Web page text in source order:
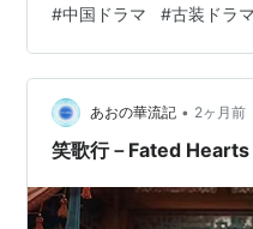
われて毒に倒れた。 助け
一の方法だと言われた場
静石と結婚したいと強情
#中国ドラマ #古装ドラマ
あおの華流記 • 2ヶ月前
笑歌行－Fated Hearts